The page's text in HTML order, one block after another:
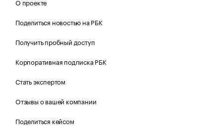
О проекте
Поделиться новостью на РБК
Получить пробный доступ
Корпоративная подписка РБК
Стать экспертом
Отзывы о вашей компании
Поделиться кейсом